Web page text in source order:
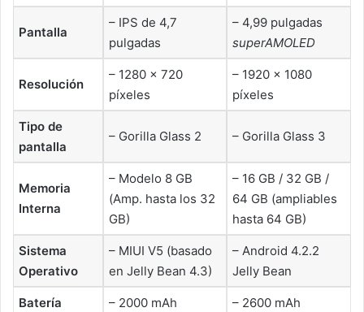
Pantalla
– IPS de 4,7
pulgadas
– 4,99 pulgadas
superAMOLED
Resolución
– 1280 × 720
píxeles
– 1920 × 1080
píxeles
Tipo de
pantalla
– Gorilla Glass 2 – Gorilla Glass 3
Memoria
Interna
– Modelo 8 GB
(Amp. hasta los 32
GB)
– 16 GB / 32 GB /
64 GB (ampliables
hasta 64 GB)
Sistema
Operativo
– MIUI V5 (basado
en Jelly Bean 4.3)
– Android 4.2.2
Jelly Bean
Batería – 2000 mAh – 2600 mAh